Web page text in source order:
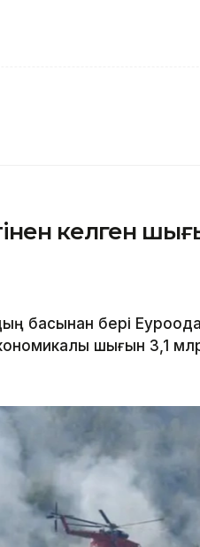
келген
басынан бері
шығын 3,1